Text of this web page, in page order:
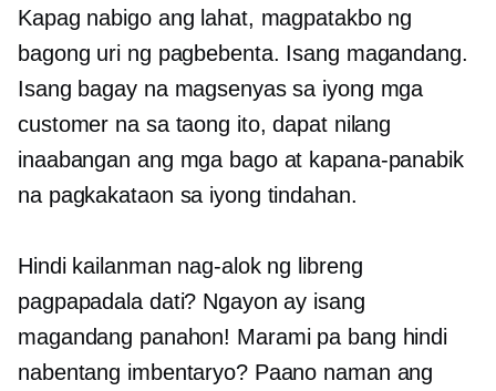
Kapag nabigo ang lahat, magpatakbo ng
bagong uri ng pagbebenta. Isang magandang.
Isang bagay na magsenyas sa iyong mga
customer na sa taong ito, dapat nilang
inaabangan ang mga bago at kapana-panabik
na pagkakataon sa iyong tindahan.
Hindi kailanman nag-alok ng libreng
pagpapadala dati? Ngayon ay isang
magandang panahon! Marami pa bang hindi
nabentang imbentaryo? Paano naman ang